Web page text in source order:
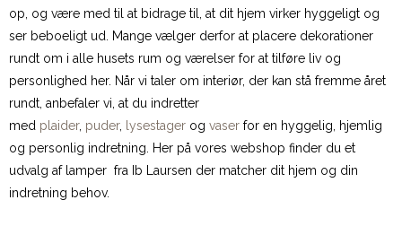
op, og være med til at bidrage til, at dit hjem virker hyggeligt og
ser beboeligt ud. Mange vælger derfor at placere dekorationer
rundt om i alle husets rum og værelser for at tilføre liv og
personlighed her. Når vi taler om interiør, der kan stå fremme året
rundt, anbefaler vi, at du indretter
med plaider, puder, lysestager og vaser for en hyggelig, hjemlig
og personlig indretning. Her på vores webshop finder du et
udvalg af lamper fra Ib Laursen der matcher dit hjem og din
indretning behov.